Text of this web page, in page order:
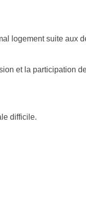
logement suite aux
et la participation
difficile.